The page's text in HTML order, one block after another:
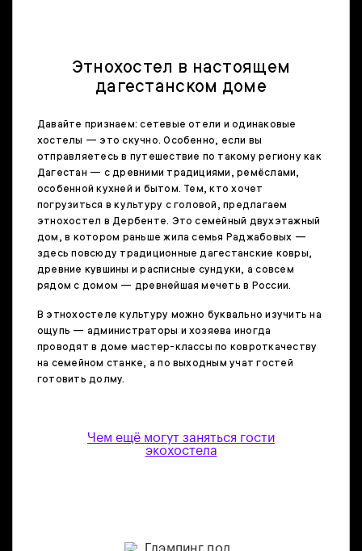
Этнохостел в настоящем
дагестанском доме
Давайте признаем: сетевые отели и одинаковые
хостелы — это скучно. Особенно, если вы
отправляетесь в путешествие по такому региону как
Дагестан — с древними традициями, ремёслами,
особенной кухней и бытом. Тем, кто хочет
погрузиться в культуру с головой, предлагаем
этнохостел в Дербенте. Это семейный двухэтажный
дом, в котором раньше жила семья Раджабовых —
здесь повсюду традиционные дагестанские ковры,
древние кувшины и расписные сундуки, а совсем
рядом с домом — древнейшая мечеть в России.
В этнохостеле культуру можно буквально изучить на
ощупь — администраторы и хозяева иногда
проводят в доме мастер-классы по ковроткачеству
на семейном станке, а по выходным учат гостей
готовить долму.
Чем ещё могут заняться гости
экохостела